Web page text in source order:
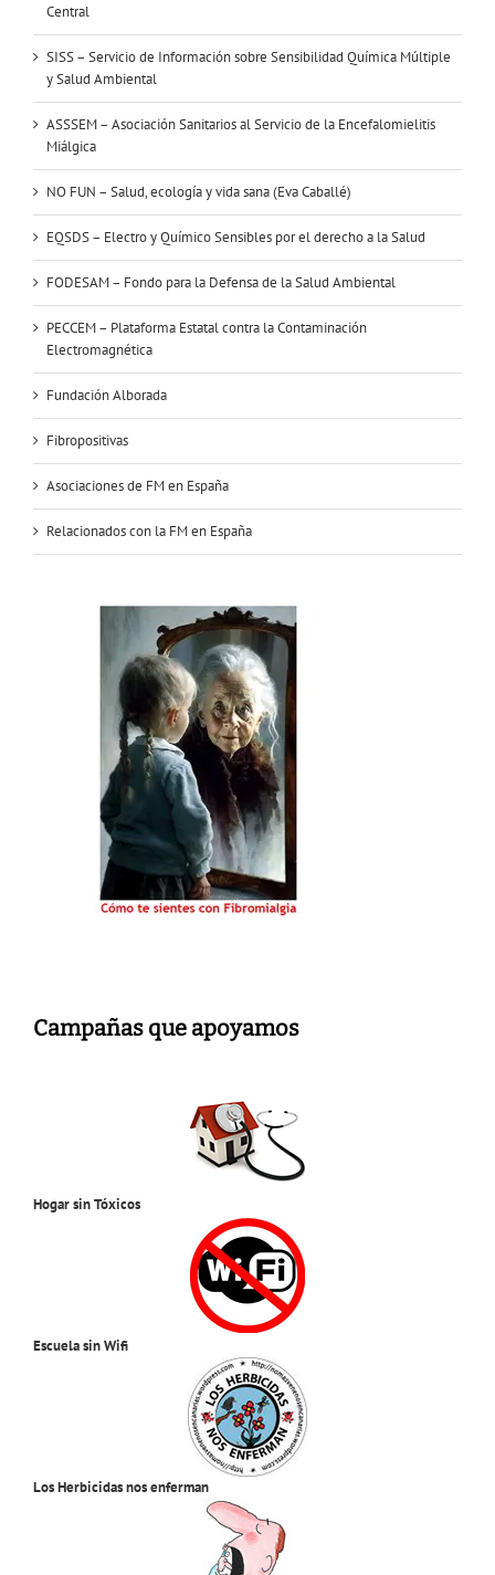
Central
SISS – Servicio de Información sobre Sensibilidad Química Múltiple
y Salud Ambiental
ASSSEM – Asociación Sanitarios al Servicio de la Encefalomielitis
Miálgica
NO FUN – Salud, ecología y vida sana (Eva Caballé)
EQSDS – Electro y Químico Sensibles por el derecho a la Salud
FODESAM – Fondo para la Defensa de la Salud Ambiental
PECCEM – Plataforma Estatal contra la Contaminación
Electromagnética
Fundación Alborada
Fibropositivas
Asociaciones de FM en España
Relacionados con la FM en España
Campañas que apoyamos
Hogar sin Tóxicos
Escuela sin Wifi
Los Herbicidas nos enferman